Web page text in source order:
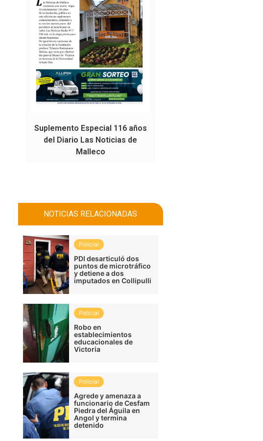
Suplemento Especial 116 años
del Diario Las Noticias de
Malleco
NOTICIAS RELACIONADAS
Policial
PDI desarticuló dos
puntos de microtráfico
y detiene a dos
imputados en Collipulli
Policial
Robo en
establecimientos
educacionales de
Victoria
Policial
Agrede y amenaza a
funcionario de Cesfam
Piedra del Águila en
Angol y termina
detenido